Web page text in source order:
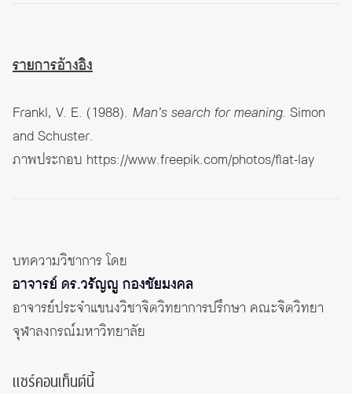
รายการอ้างอิง
Frankl, V. E. (1988). Man’s search for meaning. Simon
and Schuster.
ภาพประกอบ https://www.freepik.com/photos/flat-lay
บทความวิชาการโดย
อาจารย์ ดร.วรัญญู กองชัยมงคล
อาจารย์ประจำแขนงวิชาจิตวิทยาการปรึกษา คณะจิตวิทยา
จุฬาลงกรณ์มหาวิทยาลัย
แชร์คอนเท็นต์นี้